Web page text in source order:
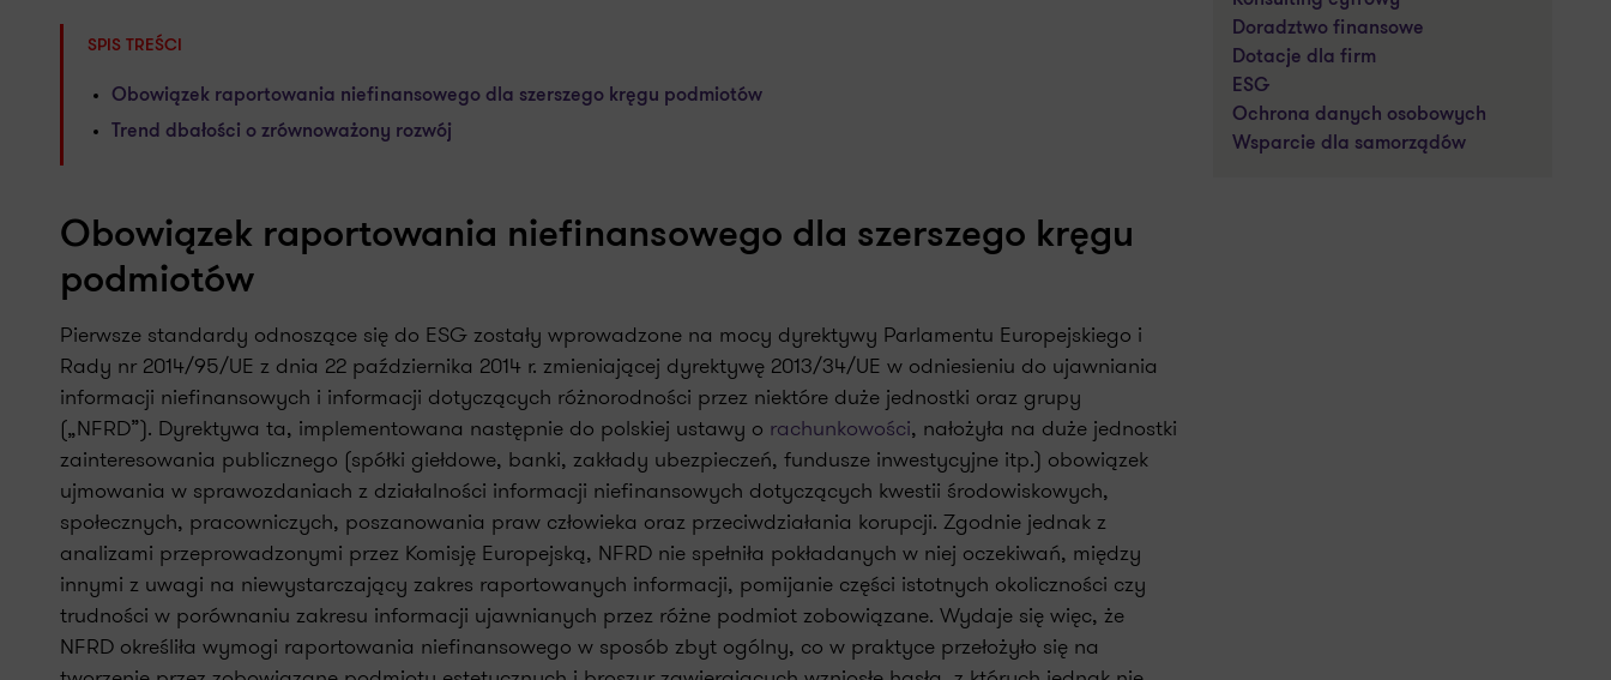
Doradztwo finansowe
Dotacje dla firm
ESG
Ochrona danych osobowych
Wsparcie dla samorządów
SPIS TREŚCI
Obowiązek raportowania niefinansowego dla szerszego kręgu podmiotów
Trend dbałości o zrównoważony rozwój
Obowiązek raportowania niefinansowego dla szerszego kręgu
podmiotów
Pierwsze standardy odnoszące się do ESG zostały wprowadzone na mocy dyrektywy Parlamentu Europejskiego i
Rady nr 2014/95/UE z dnia 22 października 2014 r. zmieniającej dyrektywę 2013/34/UE w odniesieniu do ujawniania
informacji niefinansowych i informacji dotyczących różnorodności przez niektóre duże jednostki oraz grupy
(„NFRD”). Dyrektywa ta, implementowana następnie do polskiej ustawy o rachunkowości, nałożyła na duże jednostki
zainteresowania publicznego (spółki giełdowe, banki, zakłady ubezpieczeń, fundusze inwestycyjne itp.) obowiązek
ujmowania w sprawozdaniach z działalności informacji niefinansowych dotyczących kwestii środowiskowych,
społecznych, pracowniczych, poszanowania praw człowieka oraz przeciwdziałania korupcji. Zgodnie jednak z
analizami przeprowadzonymi przez Komisję Europejską, NFRD nie spełniła pokładanych w niej oczekiwań, między
innymi z uwagi na niewystarczający zakres raportowanych informacji, pomijanie części istotnych okoliczności czy
trudności w porównaniu zakresu informacji ujawnianych przez różne podmiot zobowiązane. Wydaje się więc, że
NFRD określiła wymogi raportowania niefinansowego w sposób zbyt ogólny, co w praktyce przełożyło się na